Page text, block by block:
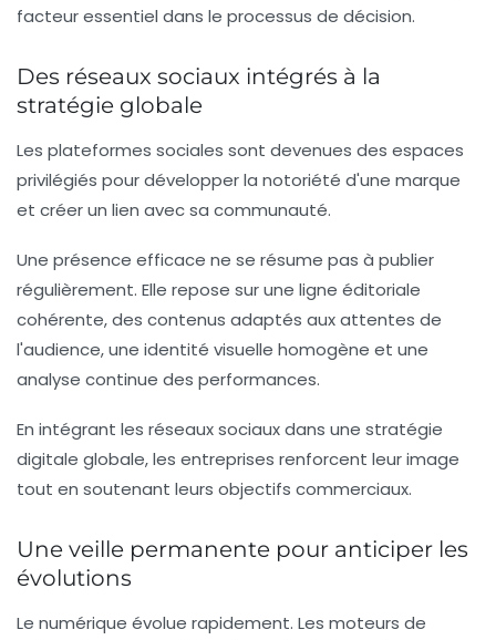
facteur essentiel dans le processus de décision.
Des réseaux sociaux intégrés à la
stratégie globale
Les plateformes sociales sont devenues des espaces
privilégiés pour développer la notoriété d'une marque
et créer un lien avec sa communauté.
Une présence efficace ne se résume pas à publier
régulièrement. Elle repose sur une ligne éditoriale
cohérente, des contenus adaptés aux attentes de
l'audience, une identité visuelle homogène et une
analyse continue des performances.
En intégrant les réseaux sociaux dans une stratégie
digitale globale, les entreprises renforcent leur image
tout en soutenant leurs objectifs commerciaux.
Une veille permanente pour anticiper les
évolutions
Le numérique évolue rapidement. Les moteurs de